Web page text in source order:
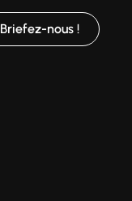
Briefez-nous !